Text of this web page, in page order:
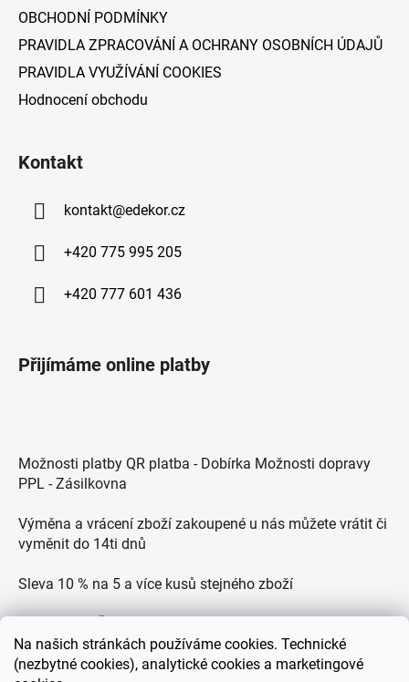
Na našich stránkách používáme cookies. Technické
(nezbytné cookies), analytické cookies a marketingové
OBCHODNÍ PODMÍNKY
PRAVIDLA ZPRACOVÁNÍ A OCHRANY OSOBNÍCH ÚDAJŮ
PRAVIDLA VYUŽÍVÁNÍ COOKIES
Hodnocení obchodu
Kontakt
kontakt@edekor.cz
+420 775 995 205
+420 777 601 436
Přijímáme online platby
Možnosti platby QR platba - Dobírka Možnosti dopravy
PPL - Zásilkovna
Výměna a vrácení zboží zakoupené u nás můžete vrátit či
vyměnit do 14ti dnů
Sleva 10 % na 5 a více kusů stejného zboží
Zákaznická podpora každý všední den od 9.00 do 18.00